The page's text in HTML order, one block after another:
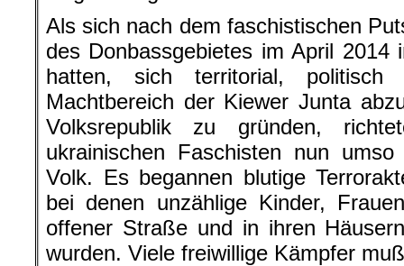
Als sich nach dem faschistischen
des Donbassgebietes im April 2014
hatten, sich territorial, politisch
Machtbereich der Kiewer Junta
Volksrepublik zu gründen,
ukrainischen Faschisten nun
Volk. Es begannen blutige
bei denen unzählige Kinder,
offener Straße und in ihren
wurden. Viele freiwillige Kämpfer